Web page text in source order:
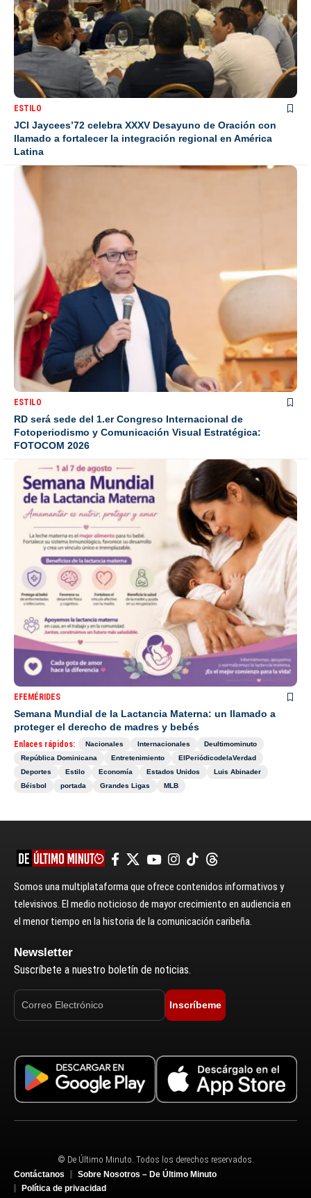
ESTILO
JCI Jaycees’72 celebra XXXV Desayuno de Oración con
llamado a fortalecer la integración regional en América
Latina
ESTILO
RD será sede del 1.er Congreso Internacional de
Fotoperiodismo y Comunicación Visual Estratégica:
FOTOCOM 2026
EFEMÉRIDES
Semana Mundial de la Lactancia Materna: un llamado a
proteger el derecho de madres y bebés
Enlaces rápidos: Nacionales Internacionales
Deultimominuto
República Dominicana
Entretenimiento
ElPeriódicodelaVerdad
Deportes
Estilo Economía Estados Unidos
Luis Abinader
Béisbol
portada Grandes Ligas MLB
Somos una multiplataforma que ofrece contenidos informativos y
televisivos. El medio noticioso de mayor crecimiento en audiencia en
el menor tiempo en la historia de la comunicación caribeña.
Newsletter
Suscríbete a nuestro boletín de noticias.
Inscríbeme
© De Último Minuto. Todos los derechos reservados.
Contáctanos
Sobre Nosotros – De Último Minuto
Política de privacidad